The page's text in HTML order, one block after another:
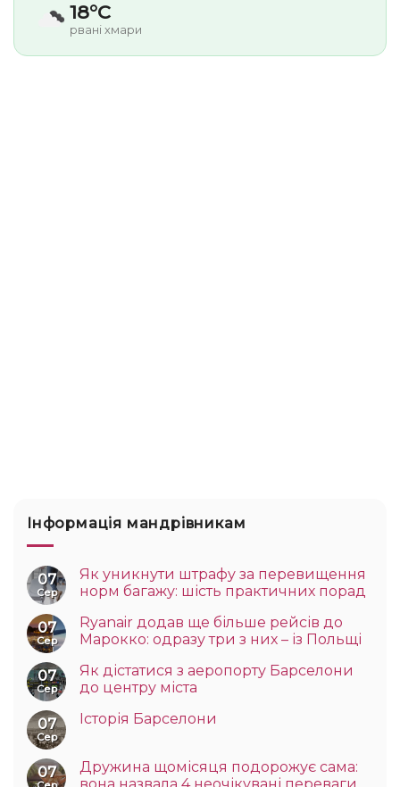
18°C
рвані хмари
Інформація мандрівникам
07
Сер
Як уникнути штрафу за перевищення
норм багажу: шість практичних порад
07
Сер
Ryanair додав ще більше рейсів до
Марокко: одразу три з них – із Польщі
07
Сер
Як дістатися з аеропорту Барселони
до центру міста
07
Сер
Історія Барселони
07
Дружина щомісяця подорожує сама: